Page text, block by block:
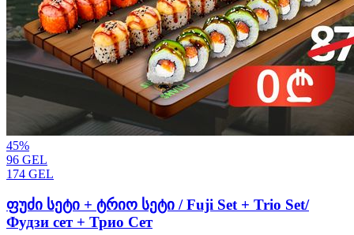
45%
96 GEL
174 GEL
ფუძი სეტი + ტრიო სეტი / Fuji Set + Trio Set/
Фудзи сет + Трио Сет